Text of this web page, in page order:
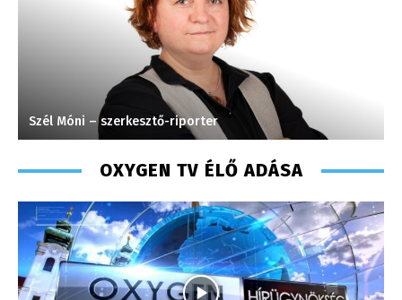
Szél Móni – szerkesztő-riporter
OXYGEN TV ÉLŐ ADÁSA